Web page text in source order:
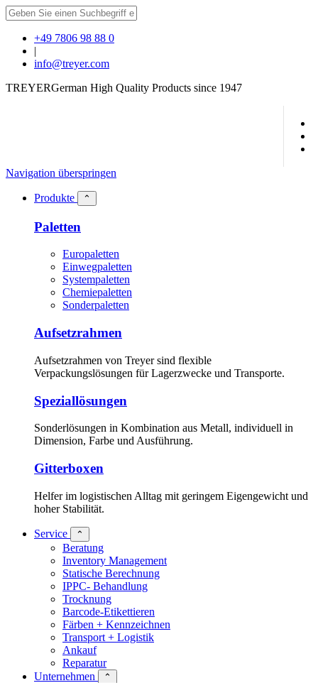
+49 7806 98 88 0
|
info@treyer.com
TREYERGerman High Quality Products since 1947
Navigation überspringen
Produkte ⌃
Paletten
Europaletten
Einwegpaletten
Systempaletten
Chemiepaletten
Sonderpaletten
Aufsetzrahmen
Aufsetzrahmen von Treyer sind flexible
Verpackungslösungen für Lagerzwecke und Transporte.
Speziallösungen
Sonderlösungen in Kombination aus Metall, individuell in
Dimension, Farbe und Ausführung.
Gitterboxen
Helfer im logistischen Alltag mit geringem Eigengewicht und
hoher Stabilität.
Service ⌃
Beratung
Inventory Management
Statische Berechnung
IPPC- Behandlung
Trocknung
Barcode-Etikettieren
Färben + Kennzeichnen
Transport + Logistik
Ankauf
Reparatur
Unternehmen
⌃